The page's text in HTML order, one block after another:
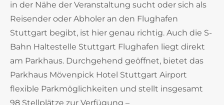
in der Nähe der Veranstaltung sucht oder sich als
Reisender oder Abholer an den Flughafen
Stuttgart begibt, ist hier genau richtig. Auch die S-
Bahn Haltestelle Stuttgart Flughafen liegt direkt
am Parkhaus. Durchgehend geöffnet, bietet das
Parkhaus Mövenpick Hotel Stuttgart Airport
flexible Parkmöglichkeiten und stellt insgesamt
98 Stellplätze zur Verfügung –